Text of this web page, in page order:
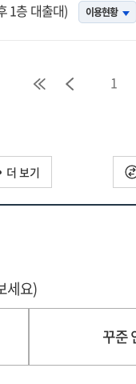
1층 대출대) 이용현황
1
더 보기
세요)
꾸준